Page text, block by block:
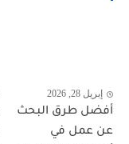
إبريل 28, 2026
أفضل طرق البحث
عن عمل في